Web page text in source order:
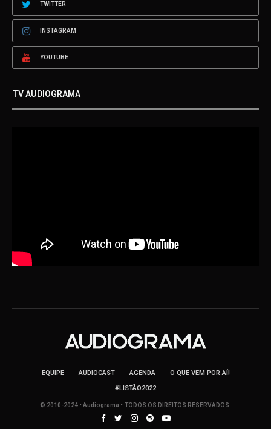
TWITTER
INSTAGRAM
YOUTUBE
TV AUDIOGRAMA
EQUIPE AUDIOCAST AGENDA
O QUE VEM POR AÍ!
#LISTÃO2022
© 2010-2024 • Audiograma • TODOS OS DIREITOS RESERVADOS.